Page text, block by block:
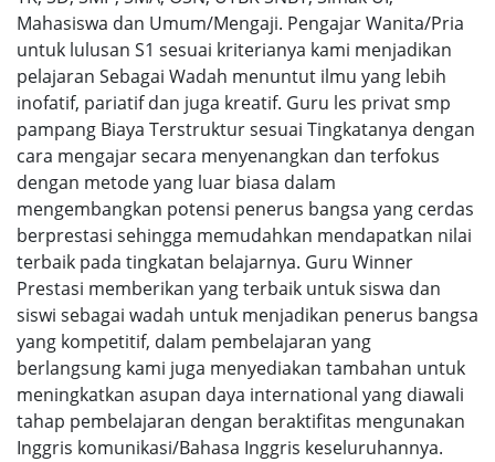
Mahasiswa dan Umum/Mengaji. Pengajar Wanita/Pria
untuk lulusan S1 sesuai kriterianya kami menjadikan
pelajaran Sebagai Wadah menuntut ilmu yang lebih
inofatif, pariatif dan juga kreatif. Guru les privat smp
pampang Biaya Terstruktur sesuai Tingkatanya dengan
cara mengajar secara menyenangkan dan terfokus
dengan metode yang luar biasa dalam
mengembangkan potensi penerus bangsa yang cerdas
berprestasi sehingga memudahkan mendapatkan nilai
terbaik pada tingkatan belajarnya. Guru Winner
Prestasi memberikan yang terbaik untuk siswa dan
siswi sebagai wadah untuk menjadikan penerus bangsa
yang kompetitif, dalam pembelajaran yang
berlangsung kami juga menyediakan tambahan untuk
meningkatkan asupan daya international yang diawali
tahap pembelajaran dengan beraktifitas mengunakan
Inggris komunikasi/Bahasa Inggris keseluruhannya.